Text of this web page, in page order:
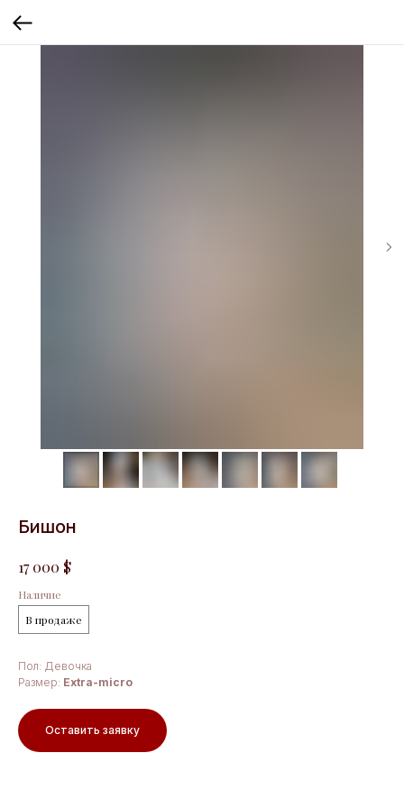
Бишон
17 000 $
Наличие
В продаже
Пол: Девочка
Размер: Extra-micro
Оставить заявку